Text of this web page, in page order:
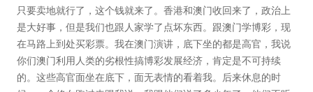
只要卖地就行了，这个钱就来了。香港和澳门收回来了，政治上
是大好事，但是我们也跟人家学了点坏东西。跟澳门学博彩，现
在马路上到处买彩票。我在澳门演讲，底下坐的都是高官，我说
你们澳门利用人类的劣根性搞博彩发展经济，肯定是不可持续
的。这些高官面坐在底下，面无表情的看着我。后来休息的时